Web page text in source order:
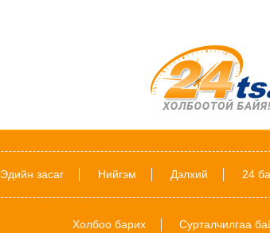
Эдийн засаг Нийгэм Дэлхий 24
Холбоо барих Сурталчилгаа